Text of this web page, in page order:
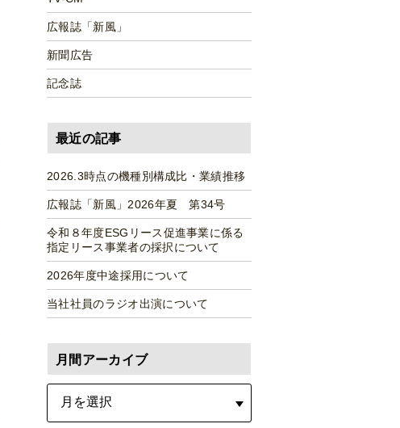
広報誌「新風」
新聞広告
記念誌
最近の記事
2026.3時点の機種別構成比・業績推移
広報誌「新風」2026年夏 第34号
令和８年度ESGリース促進事業に係る
指定リース事業者の採択について
2026年度中途採用について
当社社員のラジオ出演について
月間アーカイブ